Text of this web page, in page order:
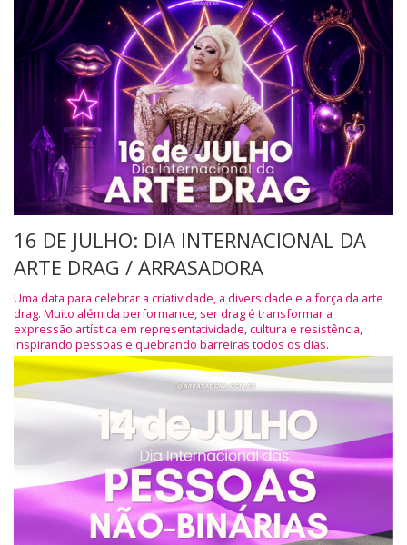
16 DE JULHO: DIA INTERNACIONAL DA
ARTE DRAG / ARRASADORA
Uma data para celebrar a criatividade, a diversidade e a força da arte
drag. Muito além da performance, ser drag é transformar a
expressão artística em representatividade, cultura e resistência,
inspirando pessoas e quebrando barreiras todos os dias.